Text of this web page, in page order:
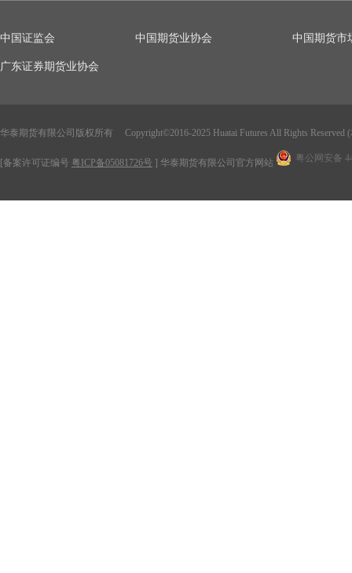
中国证监会 中国期货业协会 中国期货市
广东证券期货业协会
华泰期货有限公司版权所有 Copyright©2016-2025 Huatai Futures All Rights
[备案许可证编号 粤ICP备05081726号 ] 华泰期货有限公司官方网站 粤公网安备